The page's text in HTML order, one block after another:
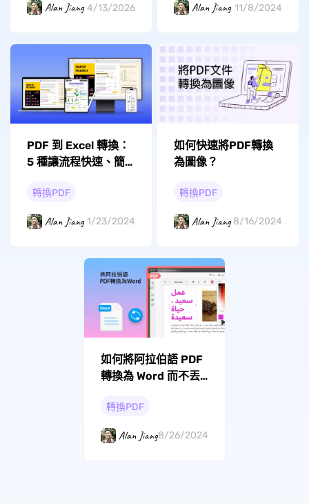
Alan Jiang 4/13/2026 Alan Jiang 11/8/2024
PDF 到 Excel 轉換：
5 種讓流程快速、簡
轉換PDF
Alan Jiang 1/23/2024
如何快速將PDF轉換
為圖像？
轉換PDF
Alan Jiang 8/16/2024
如何將阿拉伯語 PDF
轉換為 Word 而不丟
轉換PDF
Alan Jiang8/26/2024